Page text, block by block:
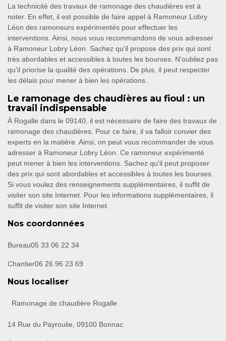
La technicité des travaux de ramonage des chaudières est à
noter. En effet, il est possible de faire appel à Ramoneur Lobry
Léon des ramoneurs expérimentés pour effectuer les
interventions. Ainsi, nous vous recommandons de vous adresser
à Ramoneur Lobry Léon. Sachez qu'il propose des prix qui sont
très abordables et accessibles à toutes les bourses. N'oubliez pas
qu'il priorise la qualité des opérations. De plus, il peut respecter
les délais pour mener à bien les opérations.
Le ramonage des chaudières au fioul : un
travail indispensable
À Rogalle dans le 09140, il est nécessaire de faire des travaux de
ramonage des chaudières. Pour ce faire, il va falloir convier des
experts en la matière. Ainsi, on peut vous recommander de vous
adresser à Ramoneur Lobry Léon. Ce ramoneur expérimenté
peut mener à bien les interventions. Sachez qu'il peut proposer
des prix qui sont abordables et accessibles à toutes les bourses.
Si vous voulez des renseignements supplémentaires, il suffit de
visiter son site Internet. Pour les informations supplémentaires, il
suffit de visiter son site Internet.
Nos coordonnées
Bureau05 33 06 22 34
Chantier06 26 96 23 69
Nous localiser
Ramonage de chaudière Rogalle
14 Rue du Payroulie, 09100 Bonnac